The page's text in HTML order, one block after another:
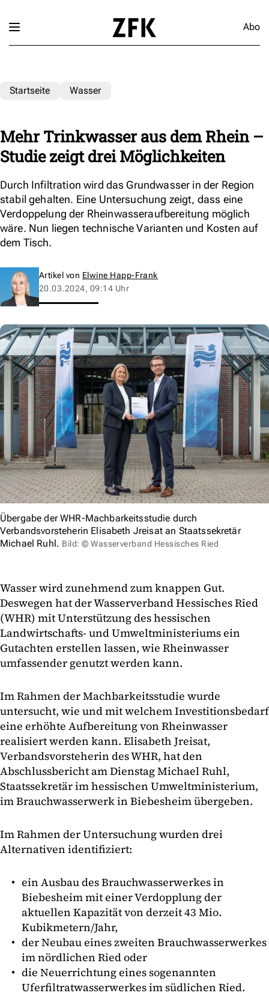
Abo
Startseite Wasser
Mehr Trinkwasser aus dem Rhein –
Studie zeigt drei Möglichkeiten
Durch Infiltration wird das Grundwasser in der Region
stabil gehalten. Eine Untersuchung zeigt, dass eine
Verdoppelung der Rheinwasseraufbereitung möglich
wäre. Nun liegen technische Varianten und Kosten auf
dem Tisch.
Artikel von Elwine Happ-Frank
20.03.2024, 09:14 Uhr
Übergabe der WHR-Machbarkeitsstudie durch
Verbandsvorsteherin Elisabeth Jreisat an Staatssekretär
Michael Ruhl. Bild: © Wasserverband Hessisches Ried
Wasser wird zunehmend zum knappen Gut.
Deswegen hat der Wasserverband Hessisches Ried
(WHR) mit Unterstützung des hessischen
Landwirtschafts- und Umweltministeriums ein
Gutachten erstellen lassen, wie Rheinwasser
umfassender genutzt werden kann.
Im Rahmen der Machbarkeitsstudie wurde
untersucht, wie und mit welchem Investitionsbedarf
eine erhöhte Aufbereitung von Rheinwasser
realisiert werden kann. Elisabeth Jreisat,
Verbandsvorsteherin des WHR, hat den
Abschlussbericht am Dienstag Michael Ruhl,
Staatssekretär im hessischen Umweltministerium,
im Brauchwasserwerk in Biebesheim übergeben.
Im Rahmen der Untersuchung wurden drei
Alternativen identifiziert:
ein Ausbau des Brauchwasserwerkes in
Biebesheim mit einer Verdopplung der
aktuellen Kapazität von derzeit 43 Mio.
Kubikmetern/Jahr,
der Neubau eines zweiten Brauchwasserwerkes
im nördlichen Ried oder
die Neuerrichtung eines sogenannten
Uferfiltratwasserwerkes im südlichen Ried.